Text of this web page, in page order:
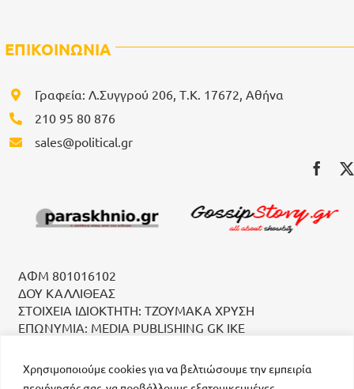
Χρησιμοποιούμε cookies για να βελτιώσουμε την εμπειρία
ΕΠΙΚΟΙΝΩΝΙΑ
Γραφεία: Λ.Συγγρού 206, Τ.Κ. 17672, Αθήνα
210 95 80 876
sales@political.gr
ΑΦΜ 801016102
ΔΟΥ ΚΑΛΛΙΘΕΑΣ
ΣΤΟΙΧΕΙΑ ΙΔΙΟΚΤΗΤΗ: ΤΖΟΥΜΑΚΑ ΧΡΥΣΗ
ΕΠΩΝΥΜΙΑ: MEDIA PUBLISHING GK IKE